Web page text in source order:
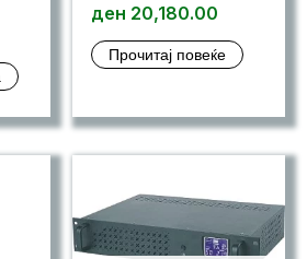
15,980.00.
ден 20,180.00
Прочитај повеќе